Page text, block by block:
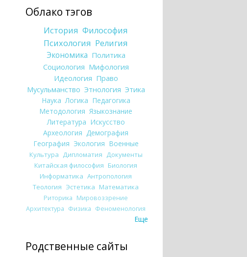
Облако тэгов
История Философия
Психология Религия
Экономика Политика
Социология Мифология
Идеология Право
Мусульманство Этнология Этика
Наука Логика Педагогика
Методология Языкознание
Литература Искусство
Археология Демография
География Экология Военные
Культура Дипломатия Документы
Китайская философия Биология
Информатика Антропология
Теология Эстетика Математика
Риторика Мировоззрение
Архитектура Физика Феноменология
Еще
Родственные сайты